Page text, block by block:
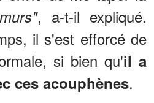
, a-t-il expliqué.
il s'est efforcé de
si bien qu'il a
ces acouphènes.